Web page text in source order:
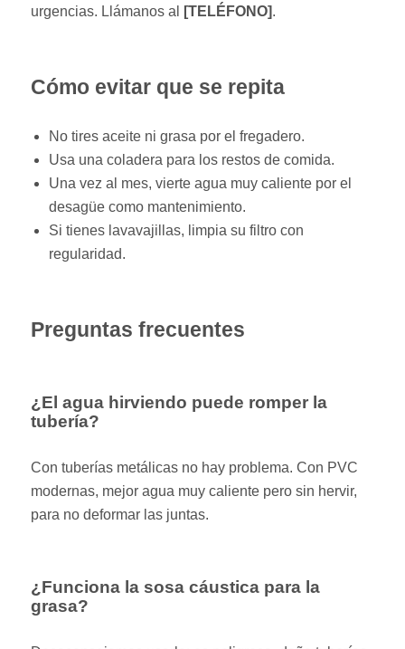
urgencias. Llámanos al
[TELÉFONO].
Cómo evitar que se repita
No tires aceite ni grasa por el fregadero.
Usa una coladera para los restos de comida.
Una vez al mes, vierte agua muy caliente por el
desagüe como mantenimiento.
Si tienes lavavajillas, limpia su filtro con
regularidad.
Preguntas frecuentes
¿El agua hirviendo puede romper la
tubería?
Con tuberías metálicas no hay problema. Con PVC
modernas, mejor agua muy caliente pero sin hervir,
para no deformar las juntas.
¿Funciona la sosa cáustica para la
grasa?